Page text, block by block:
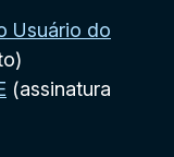
Usuário do
(assinatura